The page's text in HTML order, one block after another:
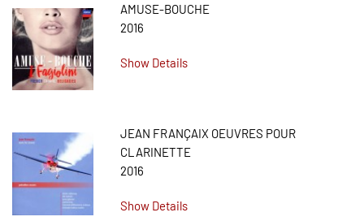
AMUSE-BOUCHE
2016
Show Details
JEAN FRANÇAIX OEUVRES POUR
CLARINETTE
2016
Show Details